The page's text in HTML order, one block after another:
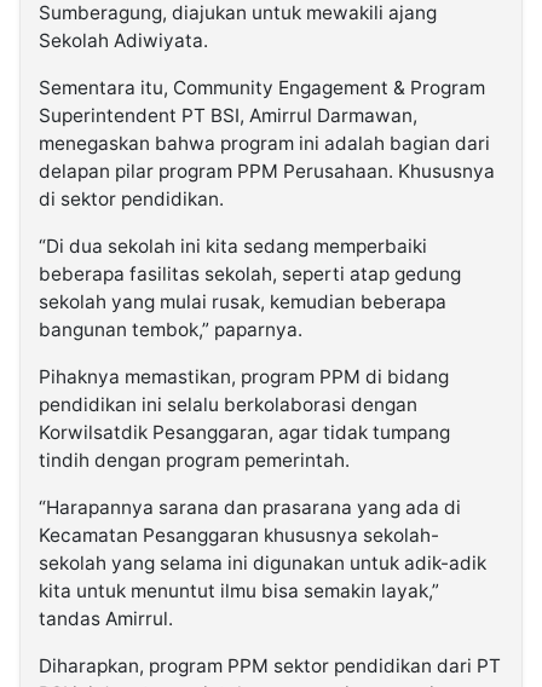
Sumberagung, diajukan untuk mewakili ajang
Sekolah Adiwiyata.
Sementara itu, Community Engagement & Program
Superintendent PT BSI, Amirrul Darmawan,
menegaskan bahwa program ini adalah bagian dari
delapan pilar program PPM Perusahaan. Khususnya
di sektor pendidikan.
“Di dua sekolah ini kita sedang memperbaiki
beberapa fasilitas sekolah, seperti atap gedung
sekolah yang mulai rusak, kemudian beberapa
bangunan tembok,” paparnya.
Pihaknya memastikan, program PPM di bidang
pendidikan ini selalu berkolaborasi dengan
Korwilsatdik Pesanggaran, agar tidak tumpang
tindih dengan program pemerintah.
“Harapannya sarana dan prasarana yang ada di
Kecamatan Pesanggaran khususnya sekolah-
sekolah yang selama ini digunakan untuk adik-adik
kita untuk menuntut ilmu bisa semakin layak,”
tandas Amirrul.
Diharapkan, program PPM sektor pendidikan dari PT